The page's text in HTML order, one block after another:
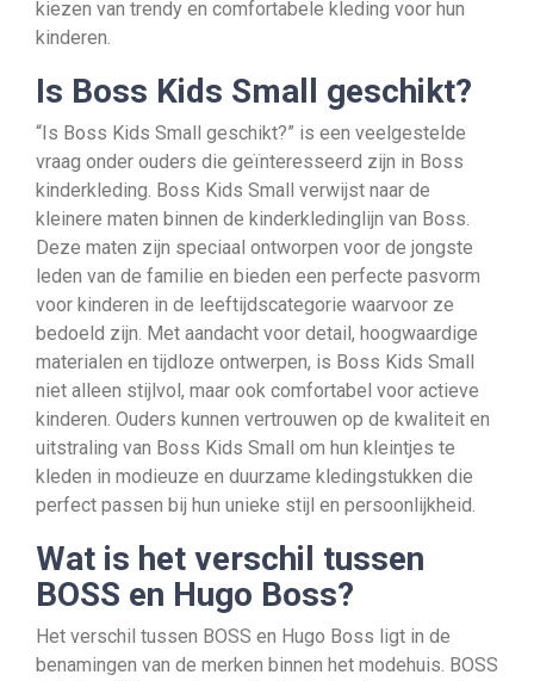
kiezen van trendy en comfortabele kleding voor hun
kinderen.
Is Boss Kids Small geschikt?
“Is Boss Kids Small geschikt?” is een veelgestelde
vraag onder ouders die geïnteresseerd zijn in Boss
kinderkleding. Boss Kids Small verwijst naar de
kleinere maten binnen de kinderkledinglijn van Boss.
Deze maten zijn speciaal ontworpen voor de jongste
leden van de familie en bieden een perfecte pasvorm
voor kinderen in de leeftijdscategorie waarvoor ze
bedoeld zijn. Met aandacht voor detail, hoogwaardige
materialen en tijdloze ontwerpen, is Boss Kids Small
niet alleen stijlvol, maar ook comfortabel voor actieve
kinderen. Ouders kunnen vertrouwen op de kwaliteit en
uitstraling van Boss Kids Small om hun kleintjes te
kleden in modieuze en duurzame kledingstukken die
perfect passen bij hun unieke stijl en persoonlijkheid.
Wat is het verschil tussen
BOSS en Hugo Boss?
Het verschil tussen BOSS en Hugo Boss ligt in de
benamingen van de merken binnen het modehuis. BOSS